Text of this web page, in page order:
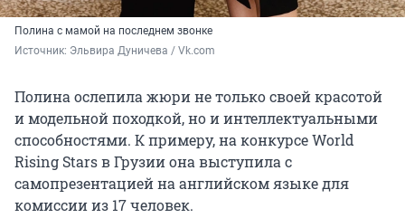
Полина с мамой на последнем звонке
Источник: Эльвира Дуничева / Vk.com
Полина ослепила жюри не только своей красотой
и модельной походкой, но и интеллектуальными
способностями. К примеру, на конкурсе World
Rising Stars в Грузии она выступила с
самопрезентацией на английском языке для
комиссии из 17 человек.